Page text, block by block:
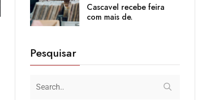
Cascavel recebe feira
com mais de.
Pesquisar